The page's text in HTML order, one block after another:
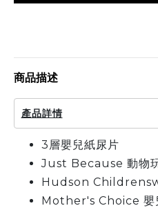
商品描述
產品詳情
3層嬰兒紙尿片
Just Because 動物
Hudson
Mother's Choice 嬰